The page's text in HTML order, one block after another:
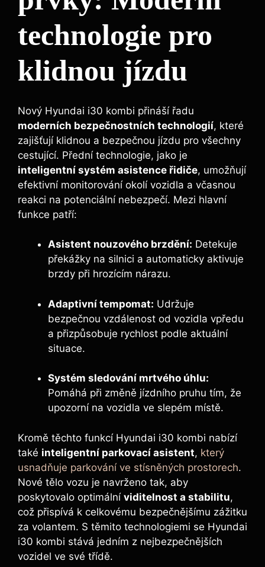
technologie pro
klidnou jízdu
Nový Hyundai i30 kombi přináší řadu
moderních bezpečnostních technologií, které
zajišťují klidnou a bezpečnou jízdu pro všechny
cestující. Přední technologie, jako je
inteligentní systém asistence řidiče, umožňují
efektivní monitorování okolí vozidla a včasnou
reakci na potenciální nebezpečí. Mezi hlavní
funkce patří:
Asistent nouzového brzdění: Detekuje
překážky na silnici a automaticky aktivuje
brzdy při hrozícím nárazu.
Adaptivní tempomat: Udržuje
bezpečnou vzdálenost od vozidla vpředu
a přizpůsobuje rychlost podle aktuální
situace.
Systém sledování mrtvého úhlu:
Pomáhá při změně jízdního pruhu tím, že
upozorní na vozidla ve slepém místě.
Kromě těchto funkcí Hyundai i30 kombi nabízí
také inteligentní parkovací asistent, který
usnadňuje parkování ve stísněných prostorech.
Nové tělo vozu je navrženo tak, aby
poskytovalo optimální viditelnost a stabilitu,
což přispívá k celkovému bezpečnějšímu zážitku
za volantem. S těmito technologiemi se Hyundai
i30 kombi stává jedním z nejbezpečnějších
vozidel ve své třídě.